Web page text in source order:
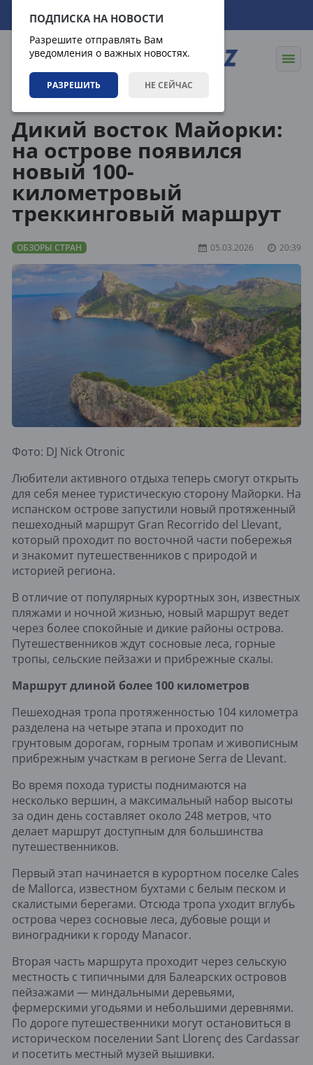
ПОДПИСКА НА НОВОСТИ
Разрешите отправлять Вам
уведомления о важных новостях.
РАЗРЕШИТЬ НЕ СЕЙЧАС
09.08.2026 03:32:20
Дикий восток Майорки:
на острове появился
новый 100-
километровый
треккинговый маршрут
ОБЗОРЫ СТРАН 05.03.2026 20:39
Фото: DJ Nick Otronic
Любители активного отдыха теперь смогут открыть
для себя менее туристическую сторону Майорки. На
испанском острове запустили новый протяженный
пешеходный маршрут Gran Recorrido del Llevant,
который проходит по восточной части побережья
и знакомит путешественников с природой и
историей региона.
В отличие от популярных курортных зон, известных
пляжами и ночной жизнью, новый маршрут ведет
через более спокойные и дикие районы острова.
Путешественников ждут сосновые леса, горные
тропы, сельские пейзажи и прибрежные скалы.
Маршрут длиной более 100 километров
Пешеходная тропа протяженностью 104 километра
разделена на четыре этапа и проходит по
грунтовым дорогам, горным тропам и живописным
прибрежным участкам в регионе Serra de Llevant.
Во время похода туристы поднимаются на
несколько вершин, а максимальный набор высоты
за один день составляет около 248 метров, что
делает маршрут доступным для большинства
путешественников.
Первый этап начинается в курортном поселке Cales
de Mallorca, известном бухтами с белым песком и
скалистыми берегами. Отсюда тропа уходит вглубь
острова через сосновые леса, дубовые рощи и
виноградники к городу Manacor.
Вторая часть маршрута проходит через сельскую
местность с типичными для Балеарских островов
пейзажами — миндальными деревьями,
фермерскими угодьями и небольшими деревнями.
По дороге путешественники могут остановиться в
историческом поселении Sant Llorenç des Cardassar
и посетить местный музей вышивки.